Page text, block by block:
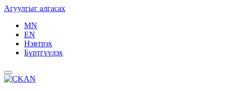
Агуулгыг алгасах
MN
EN
Нэвтрэх
Бүртгүүлэх